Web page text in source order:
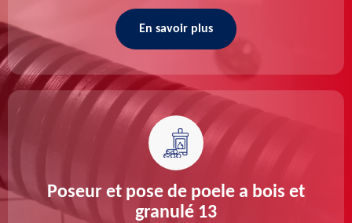
En savoir plus
Poseur et pose de poele a bois et
granulé 13